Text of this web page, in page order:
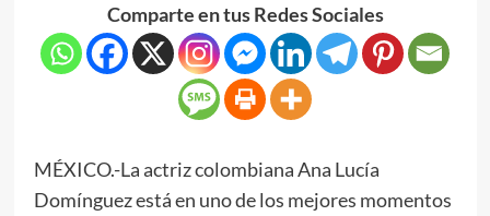
Comparte en tus Redes Sociales
MÉXICO.-La actriz colombiana Ana Lucía
Domínguez está en uno de los mejores momentos